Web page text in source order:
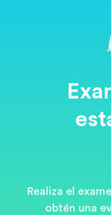
Realiza el
obtén una